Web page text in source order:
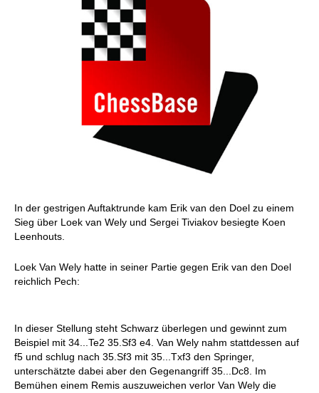
In der gestrigen Auftaktrunde kam Erik van den Doel zu einem
Sieg über Loek van Wely und Sergei Tiviakov besiegte Koen
Leenhouts.
Loek Van Wely hatte in seiner Partie gegen Erik van den Doel
reichlich Pech:
In dieser Stellung steht Schwarz überlegen und gewinnt zum
Beispiel mit 34...Te2 35.Sf3 e4. Van Wely nahm stattdessen auf
f5 und schlug nach 35.Sf3 mit 35...Txf3 den Springer,
unterschätzte dabei aber den Gegenangriff 35...Dc8. Im
Bemühen einem Remis auszuweichen verlor Van Wely die